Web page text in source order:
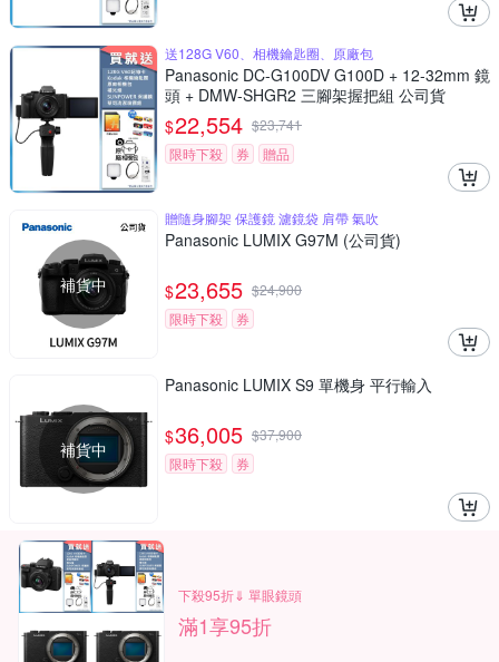
送128G V60、相機鑰匙圈、原廠包
Panasonic DC-G100DV G100D + 12-32mm 鏡
頭 + DMW-SHGR2 三腳架握把組 公司貨
$22,554 $23,741
限時下殺
券 贈品
補貨中
贈隨身腳架 保護鏡 濾鏡袋 肩帶 氣吹
Panasonic LUMIX G97M (公司貨)
$23,655 $24,900
限時下殺
券
補貨中
Panasonic LUMIX S9 單機身 平行輸入
$36,005 $37,900
限時下殺
券
下殺95折⇓ 單眼鏡頭
滿1享95折